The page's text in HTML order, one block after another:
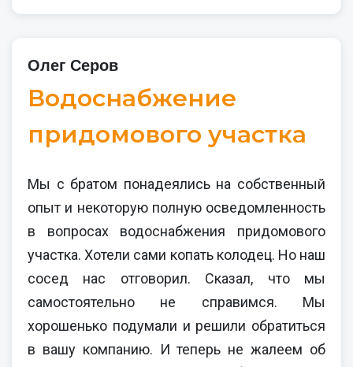
Олег Серов
Водоснабжение
придомового участка
Мы с братом понадеялись на собственный
опыт и некоторую полную осведомленность
в вопросах водоснабжения придомового
участка. Хотели сами копать колодец. Но наш
сосед нас отговорил. Сказал, что мы
самостоятельно не справимся. Мы
хорошенько подумали и решили обратиться
в вашу компанию. И теперь не жалеем об